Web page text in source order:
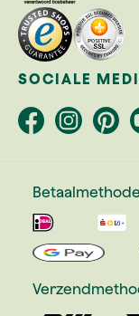
SOCIALE